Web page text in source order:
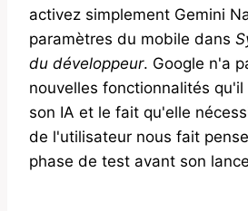
activez simplement Gemini
paramètres du mobile dans
du développeur. Google n'a
nouvelles fonctionnalités
son IA et le fait qu'elle
de l'utilisateur nous fait
phase de test avant son